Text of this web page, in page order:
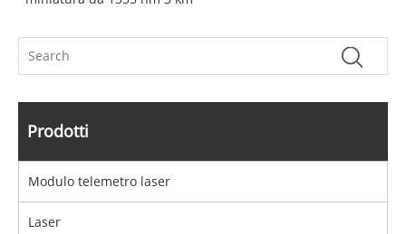
Prodotti
Modulo telemetro laser
Laser